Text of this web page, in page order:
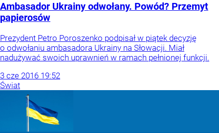
Ambasador Ukrainy odwołany. Powód? Przemyt
papierosów
Prezydent Petro Poroszenko podpisał w piątek decyzję
o odwołaniu ambasadora Ukrainy na Słowacji. Miał
nadużywać swoich uprawnień w ramach pełnionej funkcji.
3 cze 2016 19:52
Świat